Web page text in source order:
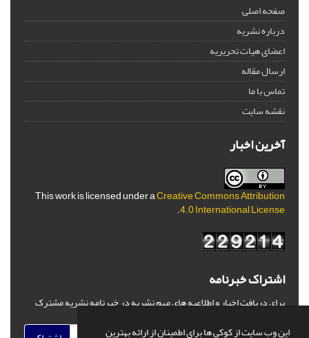
این وب سایت از کوکی ها برای اطمینان از ارائه بهترین
صفحه اصلی
درباره نشریه
اعضای هیات تحریریه
ارسال مقاله
تماس با ما
نقشه سایت
آخرین اخبار
This work is licensed under aCreative Commons Attribution
4.0 International License
.
اشتراک خبرنامه
برای دریافت اخبار و اطلاعیه های مهم نشریه در خبرنامه نشریه مشترک